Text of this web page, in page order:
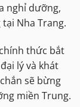
nghỉ dưỡng,
Nha Trang.
thức bắt
lý và khát
sẽ bừng
miền Trung.